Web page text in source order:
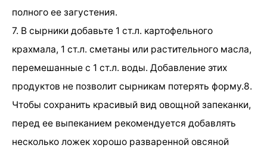
полного ее загустения.
7. В сырники добавьте 1 ст.л. картофельного
крахмала, 1 ст.л. сметаны или растительного масла,
перемешанные с 1 ст.л. воды. Добавление этих
продуктов не позволит сырникам потерять форму.8.
Чтобы сохранить красивый вид овощной запеканки,
перед ее выпеканием рекомендуется добавлять
несколько ложек хорошо разваренной овсяной